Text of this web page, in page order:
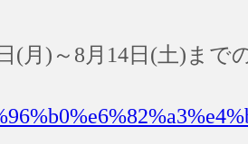
(月)～8月14日(土)まで